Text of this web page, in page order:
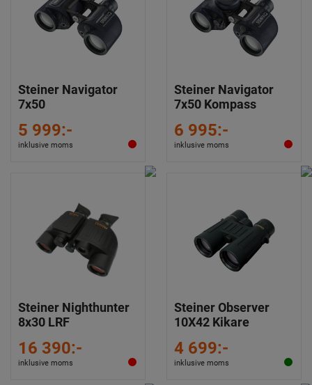
Steiner Navigator
7x50
5 999:-
inklusive moms
Steiner Navigator
7x50 Kompass
6 995:-
inklusive moms
Steiner Nighthunter
8x30 LRF
16 390:-
inklusive moms
Steiner Observer
10X42 Kikare
4 699:-
inklusive moms